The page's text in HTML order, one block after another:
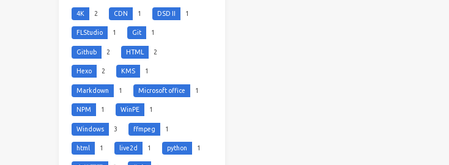
4K 2 CDN 1 DSD II 1
FLStudio 1 Git 1
Github 2 HTML 2
Hexo 2 KMS 1
Markdown 1 Microsoft office 1
NPM 1 WinPE 1
Windows 3 ffmpeg 1
html 1 live2d 1 python 1